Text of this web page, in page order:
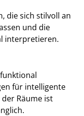
die sich stilvoll an
und die
interpretieren.
für intelligente
Räume ist